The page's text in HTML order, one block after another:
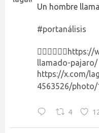
Un hombre
#portanálisis
👉🏻👉🏻👉🏻 https://
llamado-pajaro/
https://x.com/
4563526/photo/1
4